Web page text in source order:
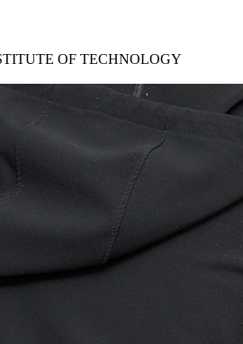
OF TECHNOLOGY